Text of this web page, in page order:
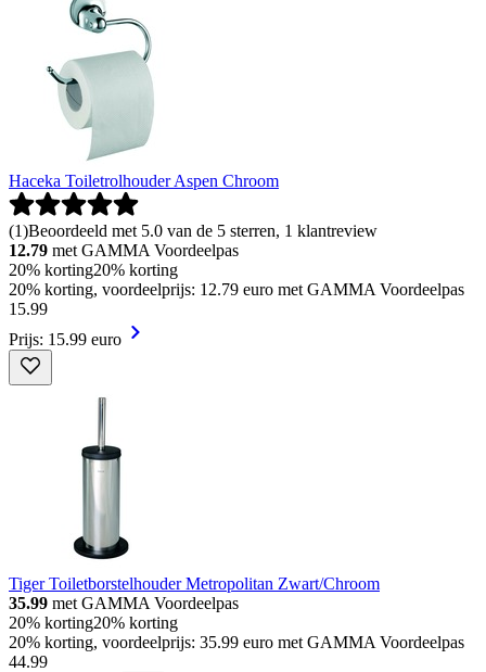
Haceka Toiletrolhouder Aspen Chroom
(1)Beoordeeld met 5.0 van de 5 sterren, 1 klantreview
12.79 met GAMMA Voordeelpas
20% korting20% korting
20% korting, voordeelprijs: 12.79 euro met GAMMA Voordeelpas
15.99
Prijs: 15.99 euro
Tiger Toiletborstelhouder Metropolitan Zwart/Chroom
35.99 met GAMMA Voordeelpas
20% korting20% korting
20% korting, voordeelprijs: 35.99 euro met GAMMA Voordeelpas
44.99